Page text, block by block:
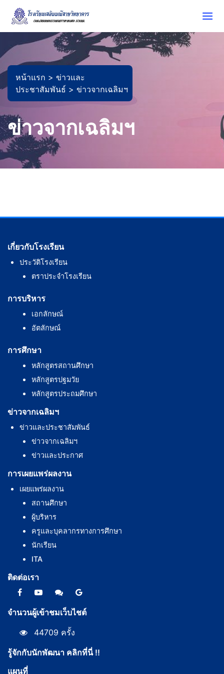
หน้าแรก > ข่าวและ
ประชาสัมพันธ์ > ข่าวจากเฉลิมฯ
ข่าวจากเฉลิมฯ
เกี่ยวกับโรงเรียน
ประวัติโรงเรียน
ตราประจำโรงเรียน
การบริหาร
เอกลักษณ์
อัตลักษณ์
การศึกษา
หลักสูตรสถานศึกษา
หลักสูตรปฐมวัย
หลักสูตรประถมศึกษา
ข่าวจากเฉลิมฯ
ข่าวและประชาสัมพันธ์
ข่าวจากเฉลิมฯ
ข่าวและประกาศ
การเผยแพร่ผลงาน
เผยแพร่ผลงาน
สถานศึกษา
ผู้บริหาร
ครูและบุคลากรทางการศึกษา
นักเรียน
ITA
ติดต่อเรา
จำนวนผู้เข้าชมเว็บไชต์
44709 ครั้ง
รู้จักกับนักพัฒนา คลิกที่นี่ !!
แผนที่